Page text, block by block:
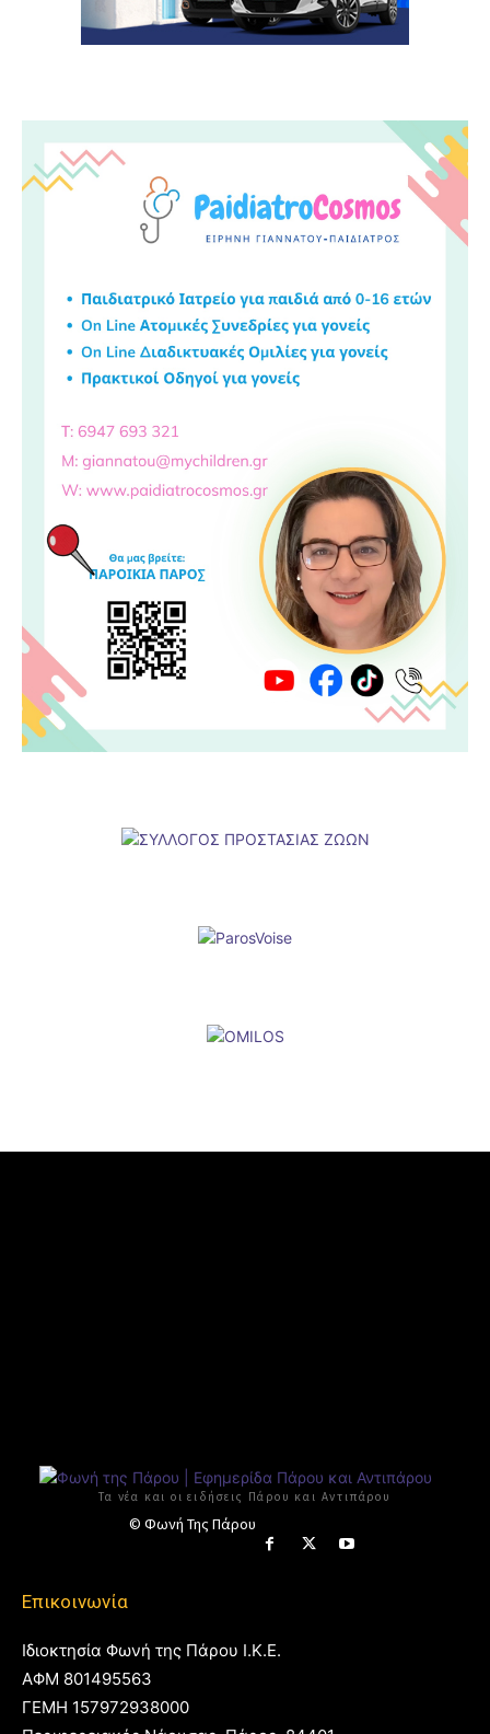
Τα νέα και οι ειδήσεις Πάρου και Αντιπάρου
© Φωνή Της Πάρου
Επικοινωνία
Ιδιοκτησία Φωνή της Πάρου Ι.Κ.Ε.
ΑΦΜ 801495563
ΓΕΜΗ 157972938000